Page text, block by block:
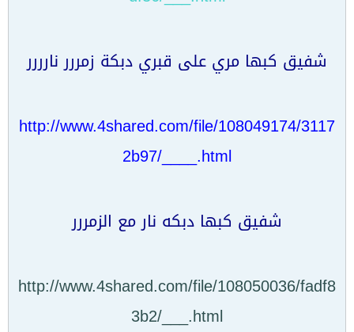
شفيق كبها مري على قبري دبكة زمررر نارررر
http://www.4shared.com/file/108049174/3117
2b97/____.html
شفيق كبها دبكه نار مع الزمررر
http://www.4shared.com/file/108050036/fadf8
3b2/___.html